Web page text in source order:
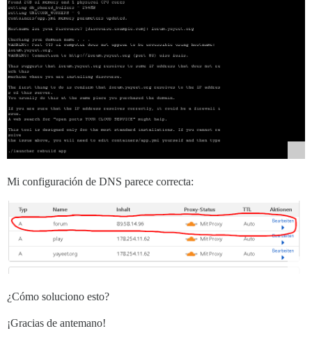
Mi configuración de DNS parece correcta:
¿Cómo soluciono esto?
¡Gracias de antemano!